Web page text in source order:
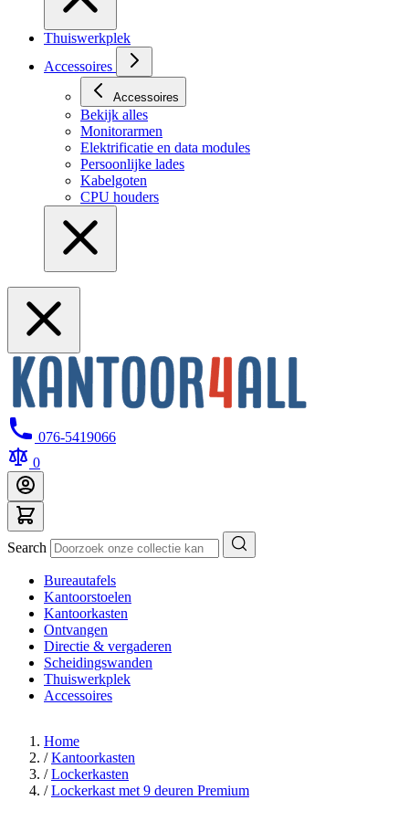
Thuiswerkplek
Accessoires
Accessoires
Bekijk alles
Monitorarmen
Elektrificatie en data modules
Persoonlijke lades
Kabelgoten
CPU houders
076-5419066
0
Search
Bureautafels
Kantoorstoelen
Kantoorkasten
Ontvangen
Directie & vergaderen
Scheidingswanden
Thuiswerkplek
Accessoires
Home
/ Kantoorkasten
/ Lockerkasten
/ Lockerkast met 9 deuren Premium